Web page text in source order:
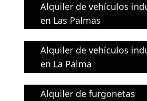
Alquiler de vehículos
en Las Palmas
Alquiler de vehículos
en La Palma
Alquiler de furgonetas